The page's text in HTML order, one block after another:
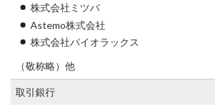
株式会社ミツバ
Astemo株式会社
株式会社パイオラックス
（敬称略）他
取引銀行